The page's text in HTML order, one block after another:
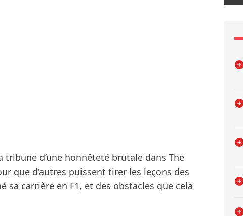
d’une honnêteté brutale dans The
que d’autres puissent tirer les leçons des
sa carrière en F1, et des obstacles que cela